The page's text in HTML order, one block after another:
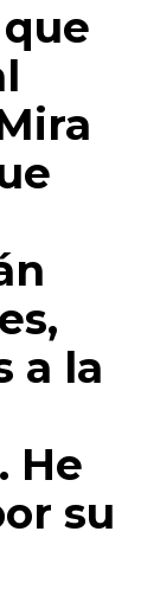
a la
He
su